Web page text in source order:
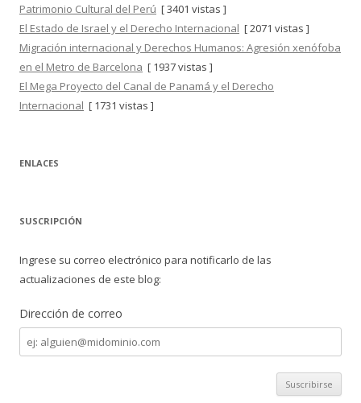
Patrimonio Cultural del Perú [ 3401 vistas ]
El Estado de Israel y el Derecho Internacional [ 2071 vistas ]
Migración internacional y Derechos Humanos: Agresión xenófoba
en el Metro de Barcelona [ 1937 vistas ]
El Mega Proyecto del Canal de Panamá y el Derecho
Internacional [ 1731 vistas ]
ENLACES
SUSCRIPCIÓN
Ingrese su correo electrónico para notificarlo de las
actualizaciones de este blog:
Dirección de correo
Dirección
de
correo